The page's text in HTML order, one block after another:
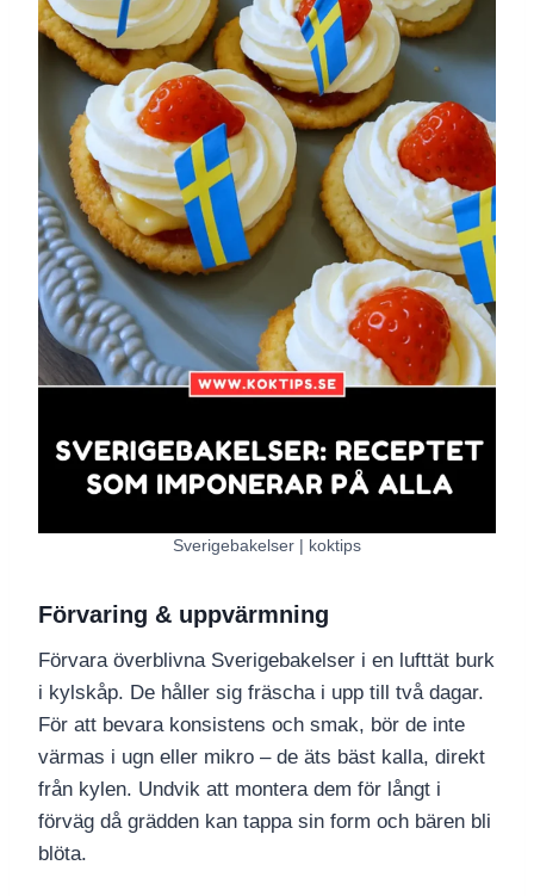
Sverigebakelser | koktips
Förvaring & uppvärmning
Förvara överblivna Sverigebakelser i en lufttät burk
i kylskåp. De håller sig fräscha i upp till två dagar.
För att bevara konsistens och smak, bör de inte
värmas i ugn eller mikro – de äts bäst kalla, direkt
från kylen. Undvik att montera dem för långt i
förväg då grädden kan tappa sin form och bären bli
blöta.